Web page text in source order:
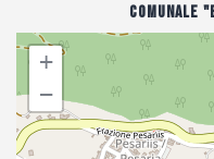
Comunale
+
−